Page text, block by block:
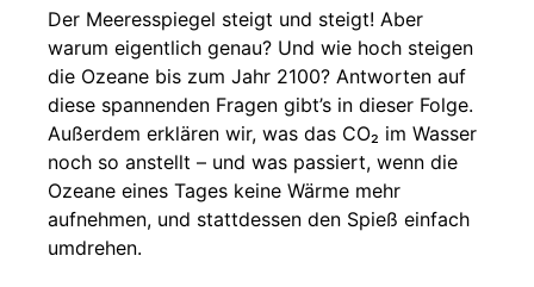
Der Meeresspiegel steigt und steigt! Aber
warum eigentlich genau? Und wie hoch steigen
die Ozeane bis zum Jahr 2100? Antworten auf
diese spannenden Fragen gibt’s in dieser Folge.
Außerdem erklären wir, was das CO₂ im Wasser
noch so anstellt – und was passiert, wenn die
Ozeane eines Tages keine Wärme mehr
aufnehmen, und stattdessen den Spieß einfach
umdrehen.